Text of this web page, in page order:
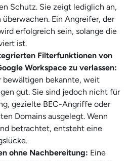
Schutz. Sie zeigt lediglich an,
Ein Angreifer, der
erfolgreich sein, solange die
ist.
Filterfunktionen von
Workspace zu verlassen:
bewältigen bekannte, weit
gut. Sie sind jedoch nicht für
gezielte BEC-Angriffe oder
Domains ausgelegt. Wenn
betrachtet, entsteht eine
ohne Nachbereitung: Eine